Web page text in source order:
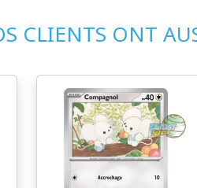
CLIENTS ONT